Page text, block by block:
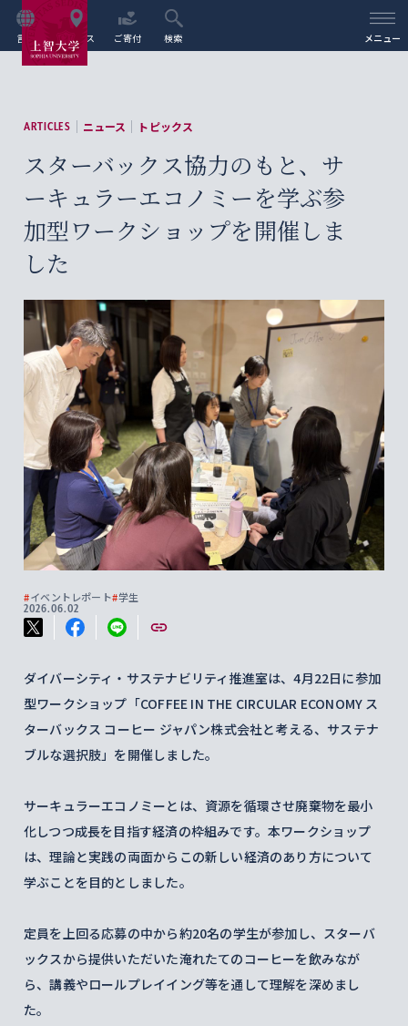
言語 アクセス ご寄付 検索 メニュー
ARTICLES ニュース トピックス
スターバックス協力のもと、サ
ーキュラーエコノミーを学ぶ参
加型ワークショップを開催しま
した
#イベントレポート#学生
2026.06.02
ダイバーシティ・サステナビリティ推進室は、4月22日に参加
型ワークショップ「COFFEE IN THE CIRCULAR ECONOMY ス
ターバックス コーヒー ジャパン株式会社と考える、サステナ
ブルな選択肢」を開催しました。
サーキュラーエコノミーとは、資源を循環させ廃棄物を最小
化しつつ成長を目指す経済の枠組みです。本ワークショップ
は、理論と実践の両面からこの新しい経済のあり方について
学ぶことを目的としました。
定員を上回る応募の中から約20名の学生が参加し、スターバ
ックスから提供いただいた淹れたてのコーヒーを飲みなが
ら、講義やロールプレイイング等を通して理解を深めまし
た。